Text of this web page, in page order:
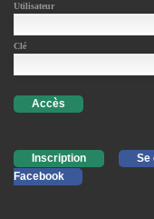
Utilisateur
Clé
Accès
Inscription
Se
Facebook